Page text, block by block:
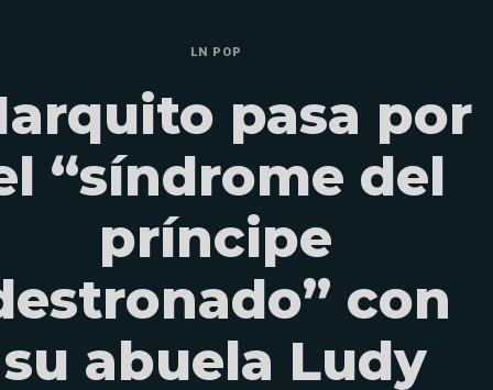
LN POP
pasa por
“síndrome del
príncipe
con
su abuela Ludy